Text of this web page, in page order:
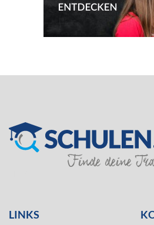
LINKS